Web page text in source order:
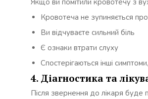
Якщо ви помітили кровотечу з
Кровотеча не зупиняється
Ви відчуваєте сильний біль
Є ознаки втрати слуху
Спостерігаються інші
4. Діагностика та
Після звернення до лікаря